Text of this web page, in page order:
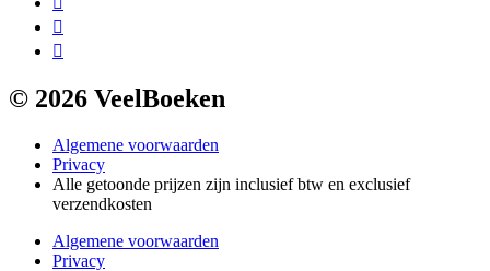
© 2026 VeelBoeken
Algemene voorwaarden
Privacy
Alle getoonde prijzen zijn inclusief btw en exclusief
verzendkosten
Algemene voorwaarden
Privacy